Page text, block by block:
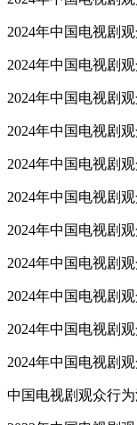
2024年中国电视剧
2024年中国电视剧
2024年中国电视剧
2024年中国电视剧
2024年中国电视剧
2024年中国电视剧
2024年中国电视剧
2024年中国电视剧
2024年中国电视剧
2024年中国电视剧
2024年中国电视剧
中国电视剧观众行为